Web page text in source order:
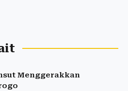
Menggerakkan